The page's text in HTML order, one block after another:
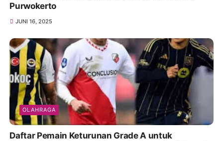
Purwokerto
JUNI 16, 2025
OLAHRAGA
Daftar Pemain Keturunan Grade A untuk